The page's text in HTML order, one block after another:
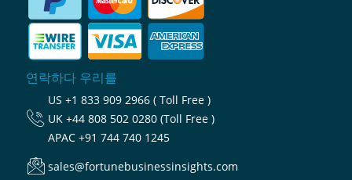
연락하다 우리를
US +1 833 909 2966 ( Toll Free )
UK +44 808 502 0280 (Toll Free )
APAC +91 744 740 1245
sales@fortunebusinessinsights.com